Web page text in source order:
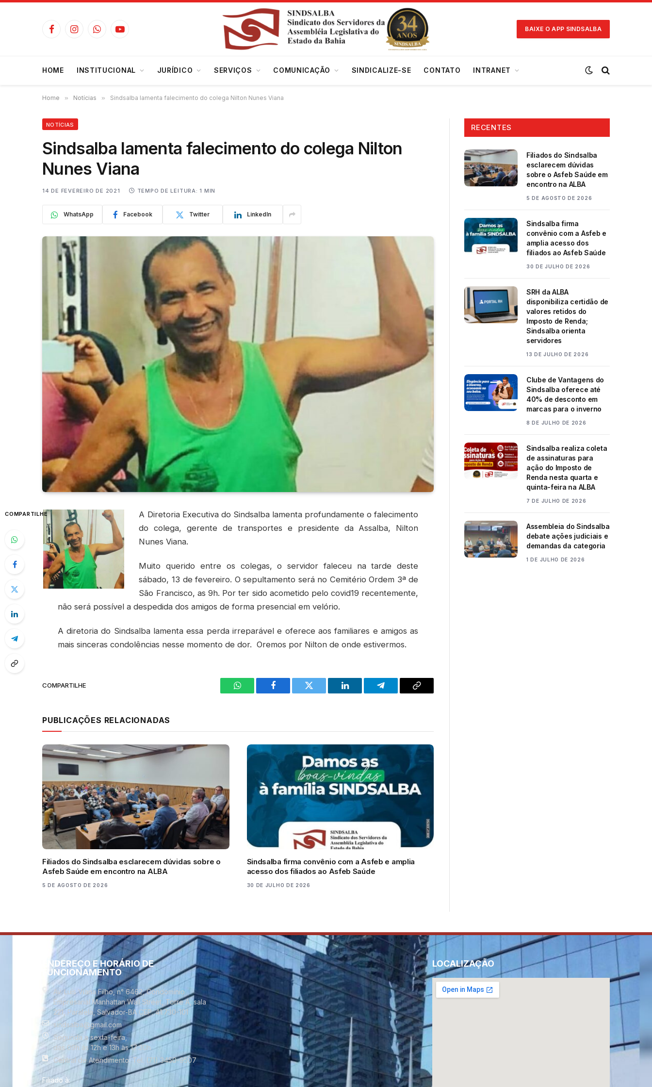
FacebookInstagramWhatsAppYouTube
BAIXE O APP SINDSALBA
HOME INSTITUCIONAL JURÍDICO SERVIÇOS COMUNICAÇÃO SINDICALIZE-SE CONTATO INTRANET
Home » Notícias » Sindsalba lamenta falecimento do colega Nilton Nunes Viana
NOTÍCIAS
Sindsalba lamenta falecimento do colega Nilton
Nunes Viana
14 DE FEVEREIRO DE 2021 TEMPO DE LEITURA: 1 MIN
WhatsApp Facebook Twitter LinkedIn
COMPARTILHE
A Diretoria Executiva do Sindsalba lamenta profundamente o falecimento
do colega, gerente de transportes e presidente da Assalba, Nilton
Nunes Viana.
Muito querido entre os colegas, o servidor faleceu na tarde deste
sábado, 13 de fevereiro. O sepultamento será no Cemitério Ordem 3ª de
São Francisco, as 9h. Por ter sido acometido pelo covid19 recentemente,
não será possível a despedida dos amigos de forma presencial em velório.
A diretoria do Sindsalba lamenta essa perda irreparável e oferece aos familiares e amigos as
mais sinceras condolências nesse momento de dor. Oremos por Nilton de onde estivermos.
COMPARTILHE
WhatsAppFacebook Twitter LinkedIn Telegram Copy
PUBLICAÇÕES RELACIONADAS
Filiados do Sindsalba esclarecem dúvidas sobre o
Asfeb Saúde em encontro na ALBA
5 DE AGOSTO DE 2026
Sindsalba firma convênio com a Asfeb e amplia
acesso dos filiados ao Asfeb Saúde
30 DE JULHO DE 2026
RECENTES
Filiados do Sindsalba
esclarecem dúvidas
sobre o Asfeb Saúde em
encontro na ALBA
5 DE AGOSTO DE 2026
Sindsalba firma
convênio com a Asfeb e
amplia acesso dos
filiados ao Asfeb Saúde
30 DE JULHO DE 2026
SRH da ALBA
disponibiliza certidão de
valores retidos do
Imposto de Renda;
Sindsalba orienta
servidores
13 DE JULHO DE 2026
Clube de Vantagens do
Sindsalba oferece até
40% de desconto em
marcas para o inverno
8 DE JULHO DE 2026
Sindsalba realiza coleta
de assinaturas para
ação do Imposto de
Renda nesta quarta e
quinta-feira na ALBA
7 DE JULHO DE 2026
Assembleia do Sindsalba
debate ações judiciais e
demandas da categoria
1 DE JULHO DE 2026
ENDEREÇO E HORÁRIO DE
FUNCIONAMENTO
Av. Luís Viana Filho, n° 6462, Condomínio
Empresarial Manhattan Wall Street, Torre A, sala
221, Paralela, Salvador-BA CEP. 41.730-101
sindsalba@gmail.com
Segunda a sexta-feira,
das 09h às 12h e 13h às 17:30h
Central de Atendimento: Tel. (71) 3450-9507
Filiado à:
LOCALIZAÇÃO